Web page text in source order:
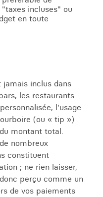
incluses" ou
en toute
jamais inclus dans
les restaurants
l'usage
(ou « tip »)
montant total.
nombreux
constituent
; ne rien laisser,
perçu comme un
de vos paiements